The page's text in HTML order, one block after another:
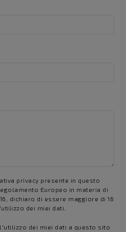
privacy presente in questo
Europeo in materia di
dichiaro di essere maggiore di 16
dei miei dati.
dei miei dati a questo sito